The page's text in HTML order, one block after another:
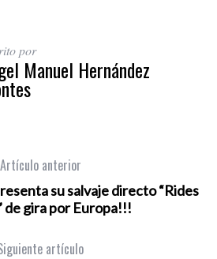
por
Manuel Hernández
Artículo anterior
su salvaje directo “Rides
de gira por Europa!!!
artículo